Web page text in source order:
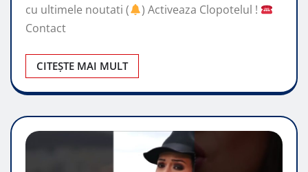
cu ultimele noutati (
) Activeaza Clopotelul !
Contact
CITEȘTE MAI MULT